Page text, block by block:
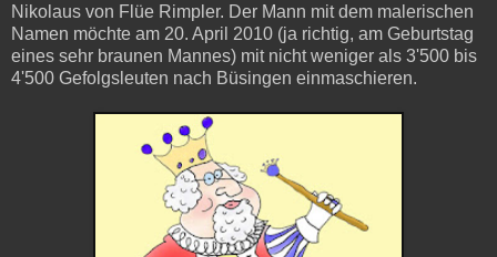
Nikolaus von Flüe Rimpler. Der Mann mit dem malerischen
Namen möchte am 20. April 2010 (ja richtig, am Geburtstag
eines sehr braunen Mannes) mit nicht weniger als 3'500 bis
4'500 Gefolgsleuten nach Büsingen einmaschieren.